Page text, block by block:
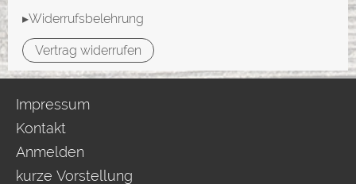
▸Widerrufsbelehrung
Vertrag widerrufen
Impressum
Kontakt
Anmelden
kurze Vorstellung